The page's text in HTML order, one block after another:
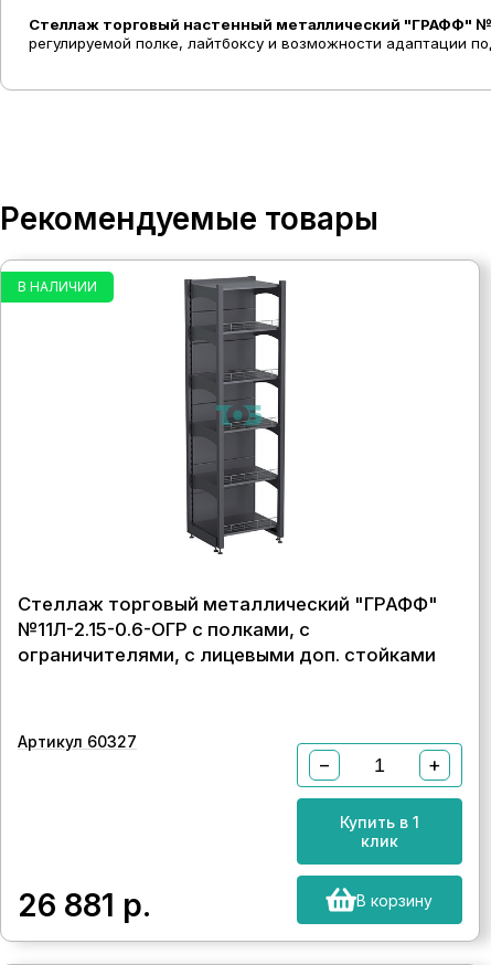
Стеллаж торговый настенный металлический "ГРАФФ"
регулируемой полке, лайтбоксу и возможности адаптации
Рекомендуемые товары
В НАЛИЧИИ
Стеллаж торговый металлический "ГРАФФ"
№11Л-2.15-0.6-ОГР с полками, с
ограничителями, с лицевыми доп. стойками
Артикул 60327
26 881 р.
− +
Купить в 1
клик
В корзину